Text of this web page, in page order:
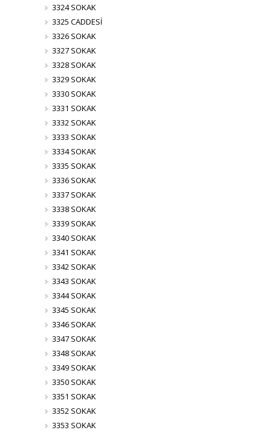
3324 SOKAK
3325 CADDESİ
3326 SOKAK
3327 SOKAK
3328 SOKAK
3329 SOKAK
3330 SOKAK
3331 SOKAK
3332 SOKAK
3333 SOKAK
3334 SOKAK
3335 SOKAK
3336 SOKAK
3337 SOKAK
3338 SOKAK
3339 SOKAK
3340 SOKAK
3341 SOKAK
3342 SOKAK
3343 SOKAK
3344 SOKAK
3345 SOKAK
3346 SOKAK
3347 SOKAK
3348 SOKAK
3349 SOKAK
3350 SOKAK
3351 SOKAK
3352 SOKAK
3353 SOKAK